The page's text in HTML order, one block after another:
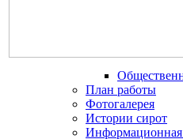
План работы
Фотогалерея
Истории сирот
Информационная